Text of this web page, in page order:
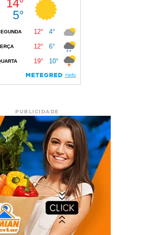
PUBLICIDADE